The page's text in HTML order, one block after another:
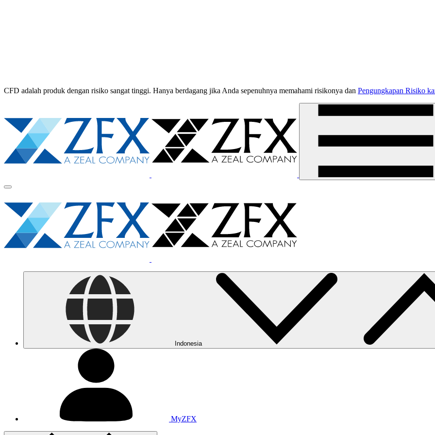
CFD adalah produk dengan risiko sangat tinggi. Hanya berdagang jika Anda sepenuhnya memahami risikonya dan Pengungkapan Risiko
Indonesia
MyZFX